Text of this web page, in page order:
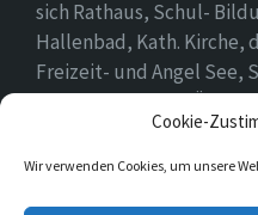
Cookie-
Wir verwenden Cookies, um unsere
sich Rathaus, Schul-
Hallenbad, Kath.
Freizeit- und Angel See,
vieles mehr. Einen
unserer Webseite..